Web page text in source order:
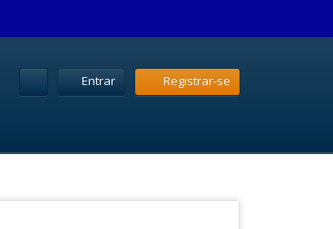
Entrar Registrar-se